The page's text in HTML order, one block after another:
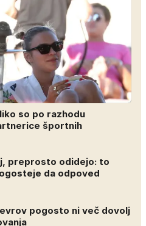
so po razhodu
športnih
preprosto odidejo: to
da odpoved
pogosto ni več dovolj